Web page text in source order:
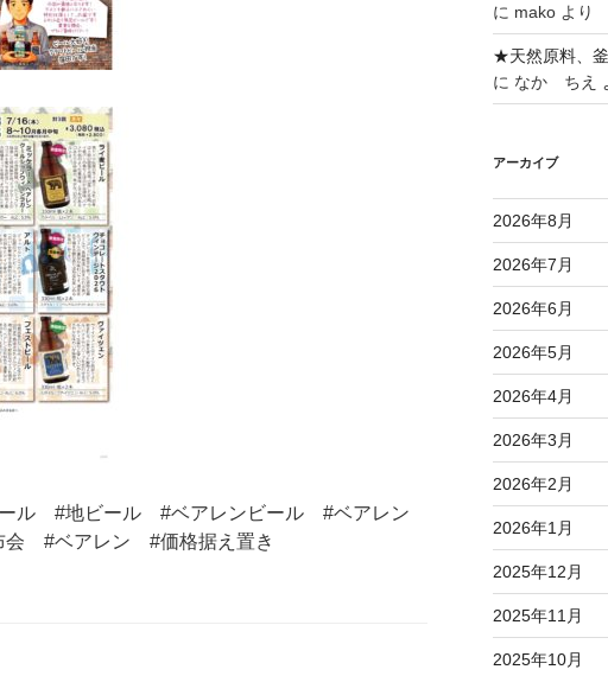
ル #地ビール #ベアレンビール #ベアレン
会 #ベアレン #価格据え置き
に makoより
★天然原料、
に なか ちえ
アーカイブ
2026年8月
2026年7月
2026年6月
2026年5月
2026年4月
2026年3月
2026年2月
2026年1月
2025年12月
2025年11月
2025年10月